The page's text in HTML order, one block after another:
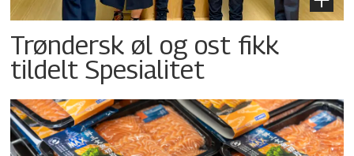
Trøndersk øl og ost fikk
tildelt Spesialitet